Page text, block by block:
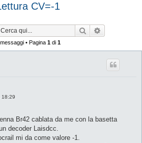
CV=-1
Cerca
• Pagina 1 di 1
18:29
Br42 cablata da me con la basetta
decoder Laisdcc.
mi da come valore -1.